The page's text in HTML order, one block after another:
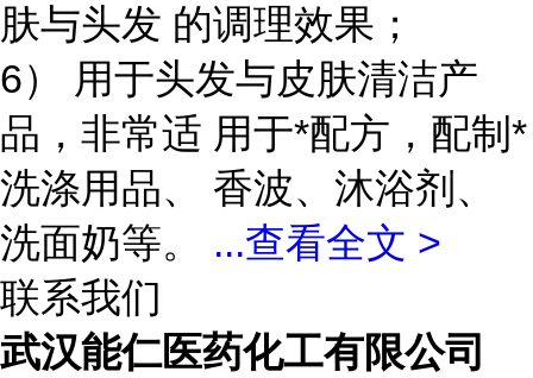
肤与头发 的调理效果；
6） 用于头发与皮肤清洁产
品，非常适 用于*配方，配制*
洗涤用品、 香波、沐浴剂、
洗面奶等。 ...查看全文 >
联系我们
武汉能仁医药化工有限公司